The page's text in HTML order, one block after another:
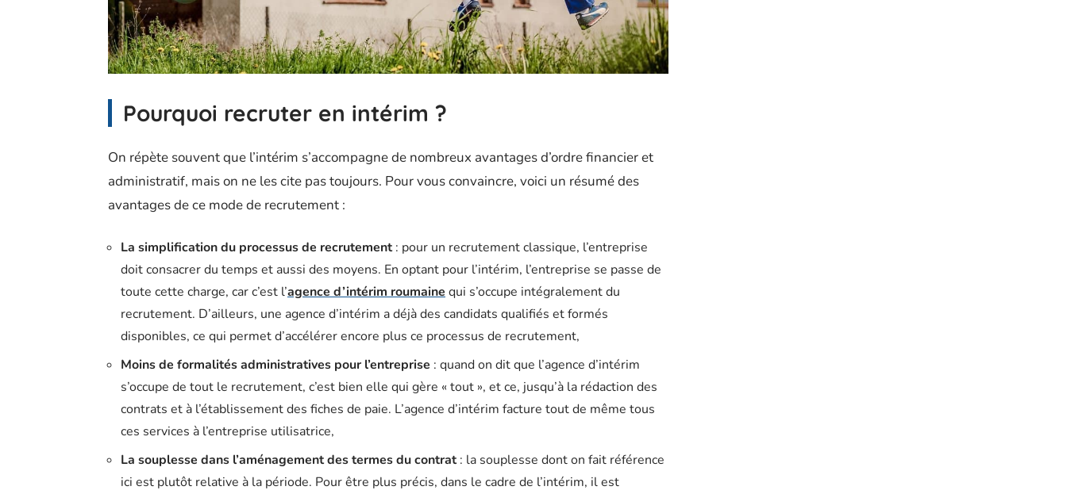
Pourquoi recruter en intérim ?
On répète souvent que l’intérim s’accompagne de nombreux avantages d’ordre financier et
administratif, mais on ne les cite pas toujours. Pour vous convaincre, voici un résumé des
avantages de ce mode de recrutement :
La simplification du processus de recrutement: pour un recrutement classique, l’entreprise
doit consacrer du temps et aussi des moyens. En optant pour l’intérim, l’entreprise se passe de
toute cette charge, car c’est l’agence d’intérim roumaine qui s’occupe intégralement du
recrutement. D’ailleurs, une agence d’intérim a déjà des candidats qualifiés et formés
disponibles, ce qui permet d’accélérer encore plus ce processus de recrutement,
Moins de formalités administratives pour l’entreprise : quand on dit que l’agence d’intérim
s’occupe de tout le recrutement, c’est bien elle qui gère « tout », et ce, jusqu’à la rédaction des
contrats et à l’établissement des fiches de paie. L’agence d’intérim facture tout de même tous
ces services à l’entreprise utilisatrice,
La souplesse dans l’aménagement des termes du contrat: la souplesse dont on fait référence
ici est plutôt relative à la période. Pour être plus précis, dans le cadre de l’intérim, il est